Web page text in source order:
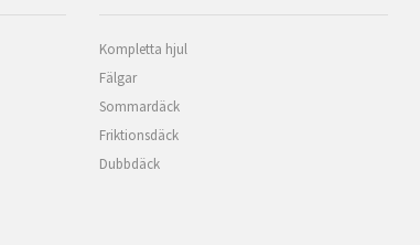
Kompletta hjul
Fälgar
Sommardäck
Friktionsdäck
Dubbdäck